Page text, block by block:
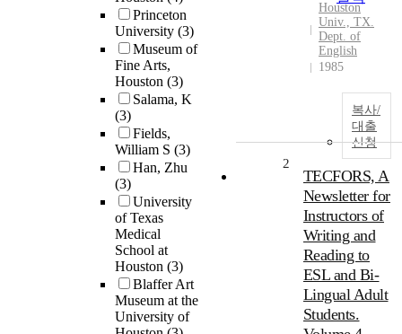
Princeton
University (3)
Museum of
Fine Arts,
Houston (3)
Salama, K
(3)
Fields,
William S (3)
Han, Zhu
(3)
University
of Texas
Medical
School at
Houston (3)
Blaffer Art
Museum at the
University of
Houston
Univ., TX.
Dept. of
English
1985
복사/
대출
신청
2
TECFORS, A
Newsletter for
Instructors of
Writing and
Reading to
ESL and Bi-
Lingual Adult
Students.